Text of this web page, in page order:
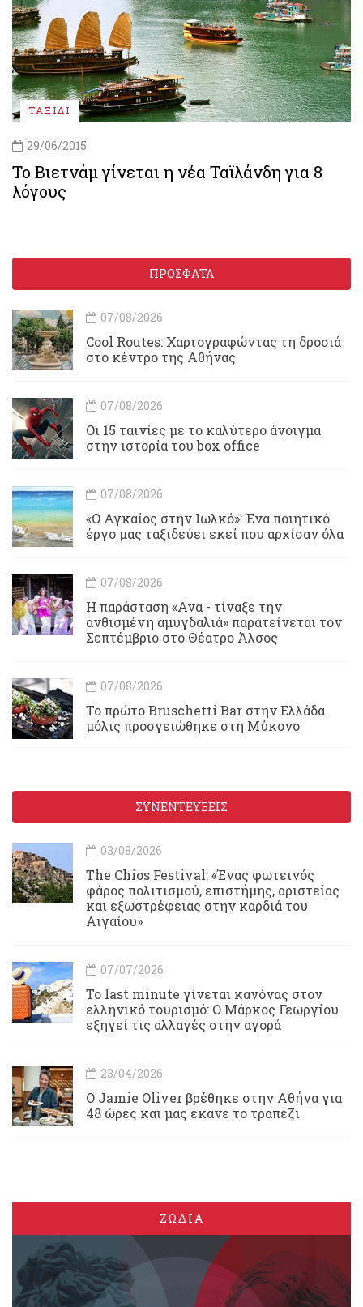
ΤΑΞΙΔΙ
29/06/2015
Το Βιετνάμ γίνεται η νέα Ταϊλάνδη για 8
λόγους
ΠΡΟΣΦΑΤΑ
07/08/2026
Cool Routes: Χαρτογραφώντας τη δροσιά
στο κέντρο της Αθήνας
07/08/2026
Οι 15 ταινίες με το καλύτερο άνοιγμα
στην ιστορία του box office
07/08/2026
«Ο Αγκαίος στην Ιωλκό»: Ένα ποιητικό
έργο μας ταξιδεύει εκεί που αρχίσαν όλα
07/08/2026
Η παράσταση «Ανα - τίναξε την
ανθισμένη αμυγδαλιά» παρατείνεται τον
Σεπτέμβριο στο Θέατρο Άλσος
07/08/2026
Το πρώτο Bruschetti Bar στην Ελλάδα
μόλις προσγειώθηκε στη Μύκονο
ΣΥΝΕΝΤΕΥΞΕΙΣ
03/08/2026
Τhe Chios Festival: «Ένας φωτεινός
φάρος πολιτισμού, επιστήμης, αριστείας
και εξωστρέφειας στην καρδιά του
Αιγαίου»
07/07/2026
Το last minute γίνεται κανόνας στον
ελληνικό τουρισμό: Ο Μάρκος Γεωργίου
εξηγεί τις αλλαγές στην αγορά
23/04/2026
Ο Jamie Oliver βρέθηκε στην Αθήνα για
48 ώρες και μας έκανε το τραπέζι
ΖΩΔΙΑ